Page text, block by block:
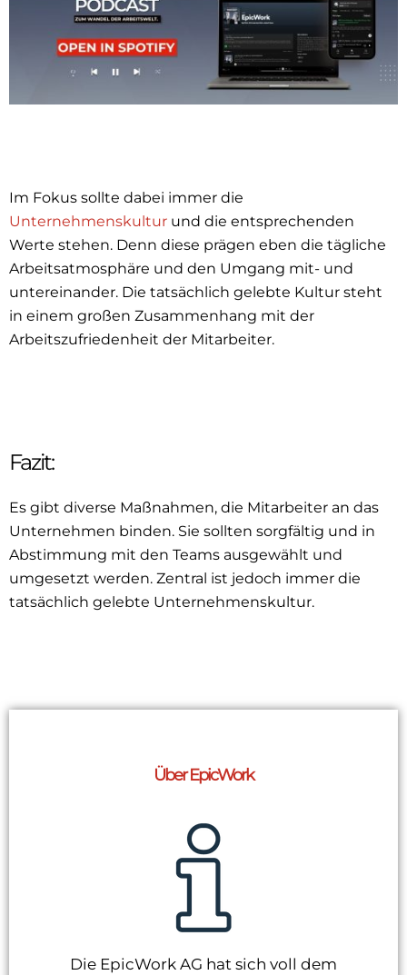
Im Fokus sollte dabei immer die
Unternehmenskultur und die entsprechenden
Werte stehen. Denn diese prägen eben die tägliche
Arbeitsatmosphäre und den Umgang mit- und
untereinander. Die tatsächlich gelebte Kultur steht
in einem großen Zusammenhang mit der
Arbeitszufriedenheit der Mitarbeiter.
Fazit:
Es gibt diverse Maßnahmen, die Mitarbeiter an das
Unternehmen binden. Sie sollten sorgfältig und in
Abstimmung mit den Teams ausgewählt und
umgesetzt werden. Zentral ist jedoch immer die
tatsächlich gelebte Unternehmenskultur.
Über EpicWork
Die EpicWork AG hat sich voll dem